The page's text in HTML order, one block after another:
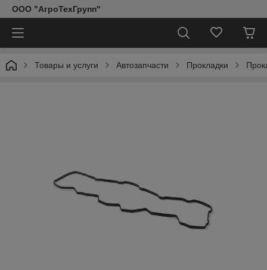
ООО "АгроТехГрупп"
Товары и услуги Автозапчасти Прокладки